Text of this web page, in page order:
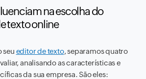
na escolha do
texto online
seu editor de texto, separamos quatro
analisando as características e
da sua empresa. São eles: